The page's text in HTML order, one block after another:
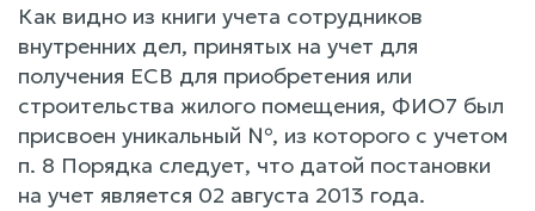
Как видно из книги учета сотрудников
внутренних дел, принятых на учет для
получения ЕСВ для приобретения или
строительства жилого помещения, ФИО7 был
присвоен уникальный №, из которого с учетом
п. 8 Порядка следует, что датой постановки
на учет является 02 августа 2013 года.